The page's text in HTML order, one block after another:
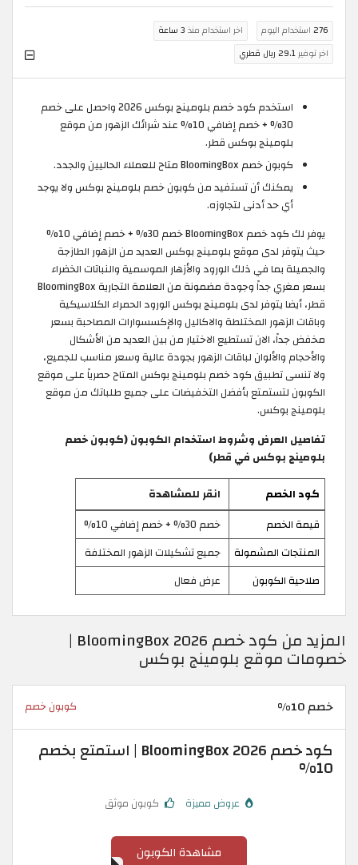
276 استخدام اليوم اخر استخدام منذ 3 ساعة
اخر توفير29.1 ريال قطري
استخدم كود خصم بلومينج بوكس 2026 واحصل على خصم
30% + خصم إضافي 10% عند شرائك الزهور من موقع
بلومينج بوكس قطر.
كوبون خصم BloomingBox متاح للعملاء الحاليين والجدد.
يمكنك أن تستفيد من كوبون خصم بلومينج بوكس ولا يوجد
أي حد أدنى لتجاوزه.
يوفر لك كود خصم BloomingBox خصم 30% + خصم إضافي 10%
حيث يتوفر لدى موقع بلومينج بوكس العديد من الزهور الطازجة
والجميلة بما في ذلك الورود والأزهار الموسمية والنباتات الخضراء
بسعر مغري جداً وجودة مضمونة من العلامة التجارية BloomingBox
قطر، أيضا يتوفر لدى بلومينج بوكس الورود الحمراء الكلاسيكية
وباقات الزهور المختلطة والاكاليل والإكسسوارات المصاحبة بسعر
مخفض جداً، الان تستطيع الاختيار من بين العديد من الأشكال
والأحجام والألوان لباقات الزهور بجودة عالية وسعر مناسب للجميع،
ولا تنسى تطبيق كود خصم بلومينج بوكس المتاح حصرياً على موقع
الكوبون لتستمتع بأفضل التخفيضات على جميع طلباتك من موقع
بلومينج بوكس.
تفاصيل العرض وشروط استخدام الكوبون (كوبون خصم
بلومينج بوكس في قطر)
كود الخصم
انقر للمشاهدة
قيمة الخصم
خصم 30% + خصم إضافي 10%
المنتجات المشمولة
جميع تشكيلات الزهور المختلفة
صلاحية الكوبون
عرض فعال
المزيد من كود خصم BloomingBox 2026 |
خصومات موقع بلومينج بوكس
خصم 10% كوبون خصم
كود خصم BloomingBox 2026 | استمتع بخصم
10%
عروض مميزة كوبون موثق
مشاهدة الكوبون